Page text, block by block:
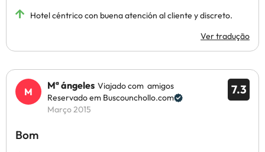
Hotel céntrico con buena atención al cliente y discreto.
Ver tradução
7.3
Mª ángeles Viajado com amigos
Reservado em Buscounchollo.com
Março 2015
Bom